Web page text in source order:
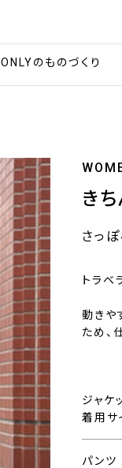
ONLYのものづくり
き
さっ
トラベ
動きや
ため、
ジャケ
着用サ
パンツ :